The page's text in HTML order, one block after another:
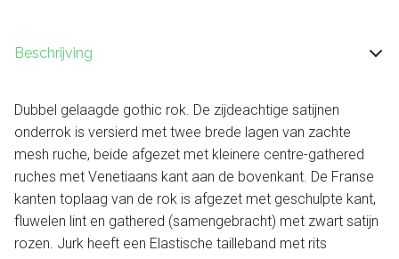
Beschrijving
Dubbel gelaagde gothic rok. De zijdeachtige satijnen
onderrok is versierd met twee brede lagen van zachte
mesh ruche, beide afgezet met kleinere centre-gathered
ruches met Venetiaans kant aan de bovenkant. De Franse
kanten toplaag van de rok is afgezet met geschulpte kant,
fluwelen lint en gathered (samengebracht) met zwart satijn
rozen. Jurk heeft een Elastische tailleband met rits